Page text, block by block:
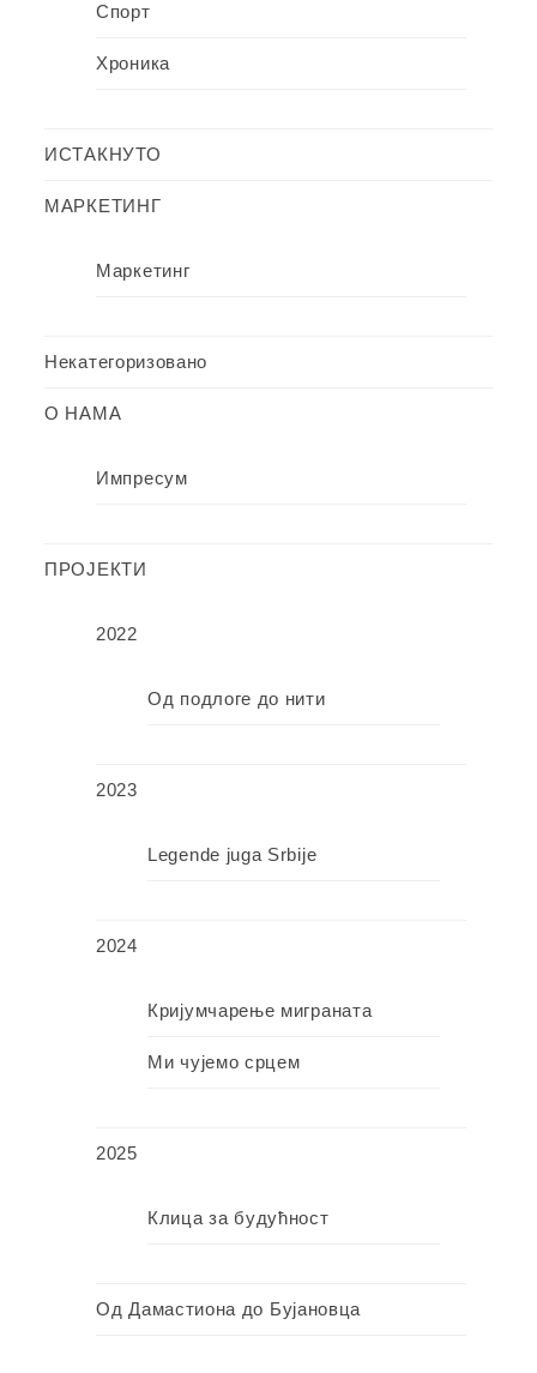
Спорт
Хроника
ИСТАКНУТО
МАРКЕТИНГ
Маркетинг
Некатегоризовано
О НАМА
Импресум
ПРОЈЕКТИ
2022
Од подлоге до нити
2023
Legende juga Srbije
2024
Кријумчарење миграната
Ми чујемо срцем
2025
Клица за будућност
Од Дамастиона до Бујановца